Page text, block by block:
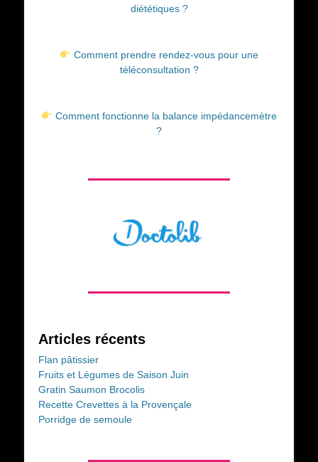
diététiques ?
Comment prendre rendez-vous pour une
téléconsultation ?
Comment fonctionne la balance impédancemètre
?
Articles récents
Flan pâtissier
Fruits et Légumes de Saison Juin
Gratin Saumon Brocolis
Recette Crevettes à la Provençale
Porridge de semoule